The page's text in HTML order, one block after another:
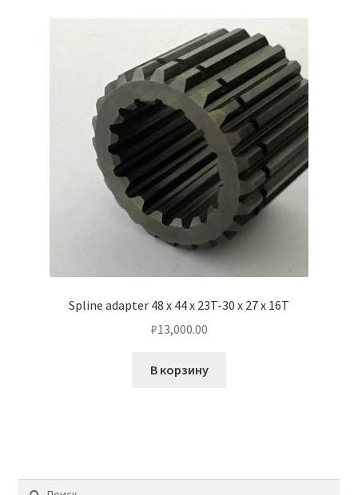
Spline adapter 48 x 44 x 23T-30 x 27 x 16T
₽13,000.00
В корзину